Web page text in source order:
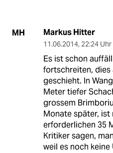
MH Markus Hitter
11.06.2014, 22:24 Uhr
Es ist schon
fortschreiten, dies
geschieht. In
Meter tiefer
grossem
Monate später, ist
erforderlichen 35
Kritiker sagen,
weil es noch